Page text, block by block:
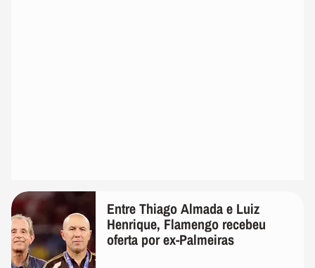
Entre Thiago Almada e Luiz
Henrique, Flamengo recebeu
oferta por ex-Palmeiras